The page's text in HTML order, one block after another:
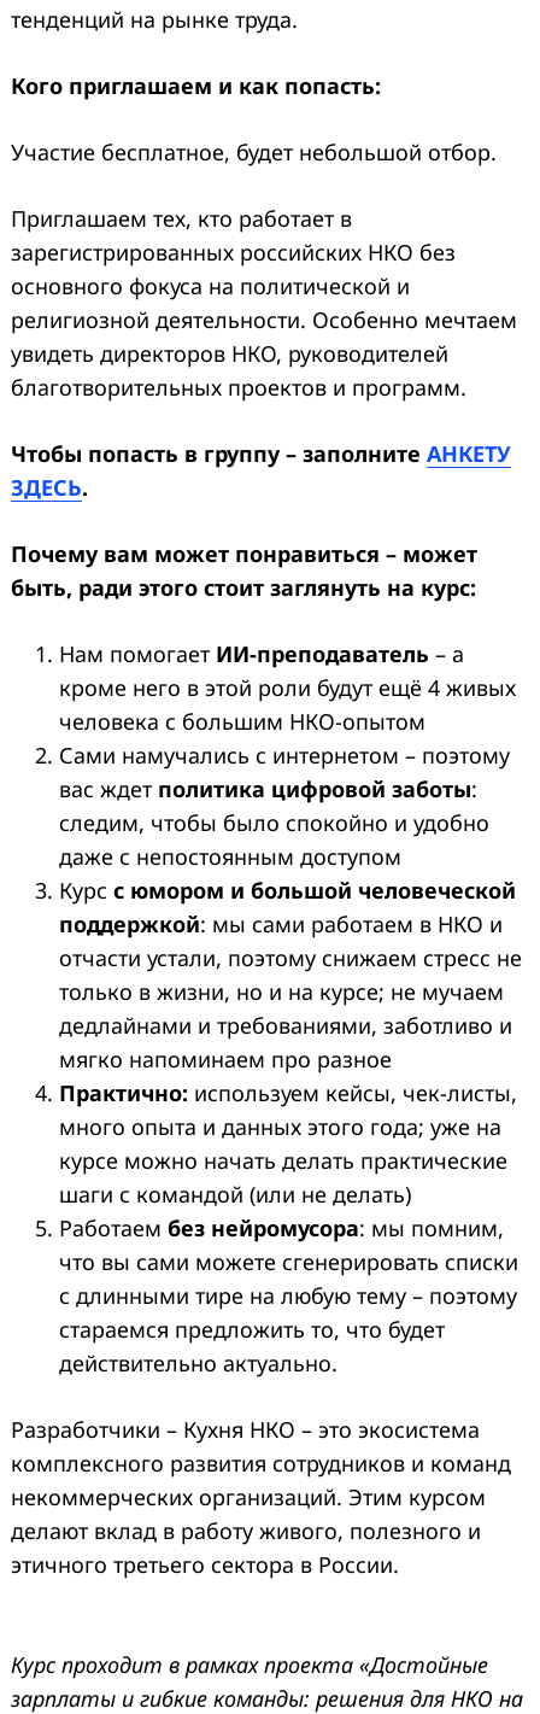
тенденций на рынке труда.
Кого приглашаем и как попасть:
Участие бесплатное, будет небольшой отбор.
Приглашаем тех, кто работает в
зарегистрированных российских НКО без
основного фокуса на политической и
религиозной деятельности. Особенно мечтаем
увидеть директоров НКО, руководителей
благотворительных проектов и программ.
Чтобы попасть в группу – заполните АНКЕТУ
ЗДЕСЬ.
Почему вам может понравиться – может
быть, ради этого стоит заглянуть на курс:
Нам помогает ИИ-преподаватель – а
кроме него в этой роли будут ещё 4 живых
человека с большим НКО-опытом
Сами намучались с интернетом – поэтому
вас ждет политика цифровой заботы:
следим, чтобы было спокойно и удобно
даже с непостоянным доступом
Курс с юмором и большой человеческой
поддержкой: мы сами работаем в НКО и
отчасти устали, поэтому снижаем стресс не
только в жизни, но и на курсе; не мучаем
дедлайнами и требованиями, заботливо и
мягко напоминаем про разное
Практично: используем кейсы, чек-листы,
много опыта и данных этого года; уже на
курсе можно начать делать практические
шаги с командой (или не делать)
Работаем без нейромусора: мы помним,
что вы сами можете сгенерировать списки
с длинными тире на любую тему – поэтому
стараемся предложить то, что будет
действительно актуально.
Разработчики – Кухня НКО – это экосистема
комплексного развития сотрудников и команд
некоммерческих организаций. Этим курсом
делают вклад в работу живого, полезного и
этичного третьего сектора в России.
Курс проходит в рамках проекта «Достойные
зарплаты и гибкие команды: решения для НКО на